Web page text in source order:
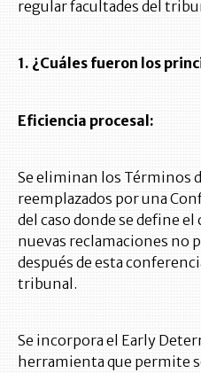
regular facultades del
1. ¿Cuáles fueron los
Eficiencia procesal:
Se eliminan los Términos
reemplazados por una
del caso donde se define
nuevas reclamaciones no
después de esta
tribunal.
Se incorpora el Early
herramienta que permite